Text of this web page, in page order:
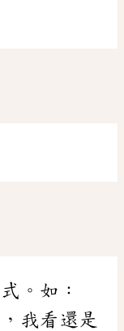
。如：
我看還是